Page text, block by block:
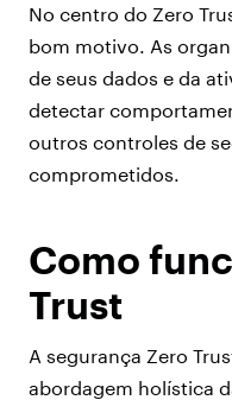
No centro do Zero
bom motivo. As
de seus dados e da
detectar
outros controles de
comprometidos.
Como
Trust
A segurança Zero
abordagem holística